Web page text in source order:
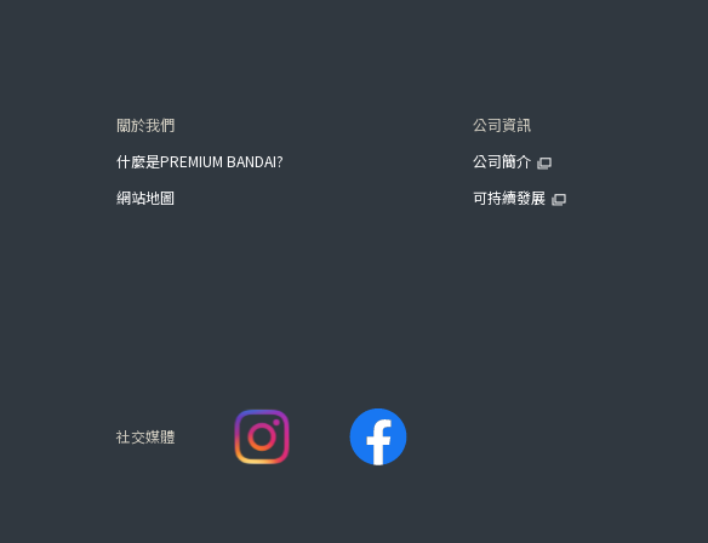
關於我們
什麼是PREMIUM BANDAI?
網站地圖
公司資訊
公司簡介
可持續發展
社交媒體